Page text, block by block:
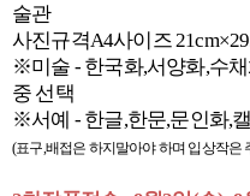
술관
사진규격A4사이즈
※미술 - 한국화,서양화,수
중 선택
※서예 - 한글,한문,문인화,
(표구,배접은 하지말아야 하며 입상작은